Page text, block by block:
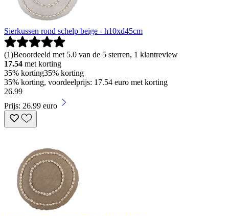
Sierkussen rond schelp beige - h10xd45cm
(1)Beoordeeld met 5.0 van de 5 sterren, 1 klantreview
17.54 met korting
35% korting35% korting
35% korting, voordeelprijs: 17.54 euro met korting
26.99
Prijs: 26.99 euro